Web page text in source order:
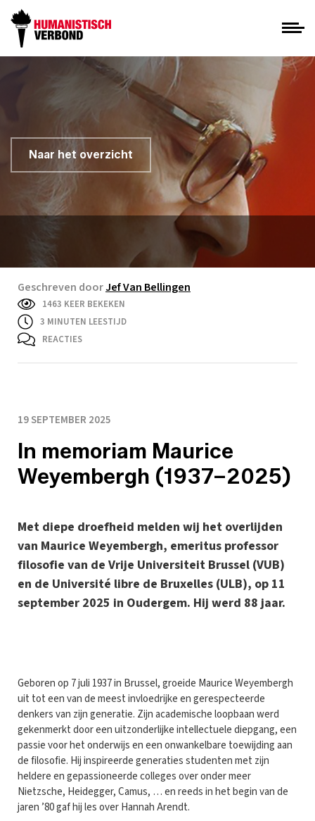
Naar het overzicht
Geschreven doorJef Van Bellingen
1463 KEER BEKEKEN
3 MINUTEN LEESTIJD
REACTIES
19 SEPTEMBER 2025
In memoriam Maurice
Weyembergh (1937–2025)
Met diepe droefheid melden wij het overlijden
van Maurice Weyembergh, emeritus professor
filosofie van de Vrije Universiteit Brussel (VUB)
en de Université libre de Bruxelles (ULB), op 11
september 2025 in Oudergem. Hij werd 88 jaar.
Geboren op 7 juli 1937 in Brussel, groeide Maurice Weyembergh
uit tot een van de meest invloedrijke en gerespecteerde
denkers van zijn generatie. Zijn academische loopbaan werd
gekenmerkt door een uitzonderlijke intellectuele diepgang, een
passie voor het onderwijs en een onwankelbare toewijding aan
de filosofie. Hij inspireerde generaties studenten met zijn
heldere en gepassioneerde colleges over onder meer
Nietzsche, Heidegger, Camus, … en reeds in het begin van de
jaren ’80 gaf hij les over Hannah Arendt.